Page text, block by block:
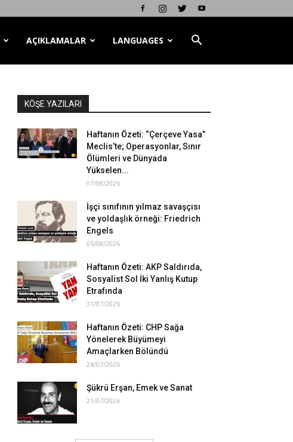
AÇIKLAMALAR LANGUAGES
KÖŞE YAZILARI
Haftanın Özeti: “Çerçeve Yasa”
Meclis’te; Operasyonlar, Sınır
Ölümleri ve Dünyada
Yükselen...
07/08/2026
İşçi sınıfının yılmaz savaşçısı
ve yoldaşlık örneği: Friedrich
Engels
05/08/2026
Haftanın Özeti: AKP Saldırıda,
Sosyalist Sol İki Yanlış Kutup
Etrafında
31/07/2026
Haftanın Özeti: CHP Sağa
Yönelerek Büyümeyi
Amaçlarken Bölündü
24/07/2026
Şükrü Erşan, Emek ve Sanat
21/07/2026